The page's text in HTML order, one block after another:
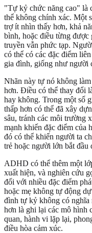
"Tự kỷ chức năng cao" là
thể không chính xác. Một
trợ ít nhìn thấy hơn, khả
bình, hoặc điều từng được
truyền vẫn phức tạp.
có thể có các đặc điểm
gia đình, giống như người
Nhãn này tự nó không
hơn. Điều có thể thay đổi
hay không. Trong một số
thấp hơn có thể đã xây
sâu, tránh các môi trường
mạnh khiến đặc điểm
đó có thể khiến người ta
trẻ hoặc người lớn bắt đầu
ADHD có thể thêm một
xuất hiện, và nghiên cứu
đối với nhiều đặc điểm
hoặc mẹ không tự động
đình tự kỷ không có nghĩa
hơn là ghi lại các mô hình
quan, hành vi lặp lại,
điều hòa cảm xúc.